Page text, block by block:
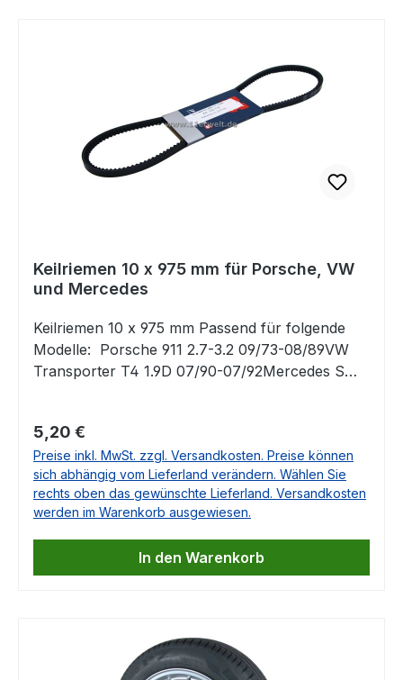
Keilriemen 10 x 975 mm für Porsche, VW
und Mercedes
Keilriemen 10 x 975 mm Passend für folgende
Modelle: Porsche 911 2.7-3.2 09/73-08/89VW
Transporter T4 1.9D 07/90-07/92Mercedes S
(incl. D) 02/76-11/85 Ersetzt Originalteil:
9001920050, 90019200550, 0029975892,
0069973092, 035145271G, A0069973092,
A0079971892, 0029973592, 0029975592,
0039973592, 0079971892, 028903137E,
7753009509
Regulärer Preis:
5,20 €
Preise inkl. MwSt. zzgl. Versandkosten. Preise können
sich abhängig vom Lieferland verändern. Wählen Sie
rechts oben das gewünschte Lieferland. Versandkosten
werden im Warenkorb ausgewiesen.
In den Warenkorb